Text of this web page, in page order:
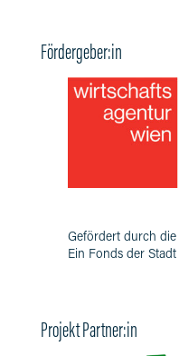
Fördergeber:in
Gefördert durch die
Ein Fonds der Stadt
Projekt Partner:in